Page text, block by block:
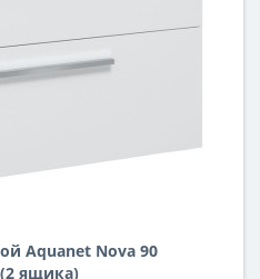
Aquanet Nova 90
ящика)